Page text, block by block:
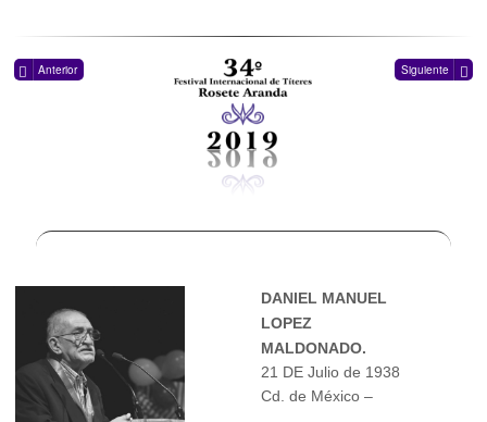
Anterior Siguiente
DANIEL MANUEL
LOPEZ
MALDONADO.
21 DE Julio de 1938
Cd. de México –